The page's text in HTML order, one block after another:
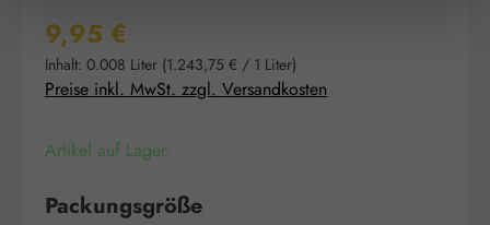
Regulärer Preis:
9,95 €
Inhalt: 0.008 Liter (1.243,75 € / 1 Liter)
Preise inkl. MwSt. zzgl. Versandkosten
Artikel auf Lager.
Packungsgrößeauswählen